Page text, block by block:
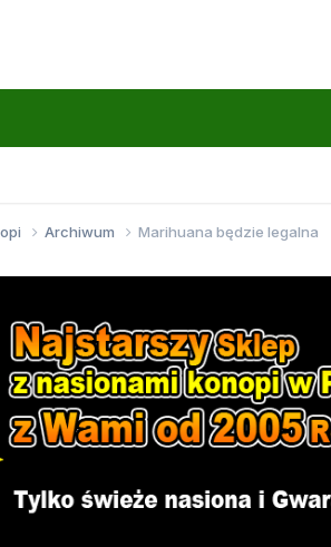
Archiwum Marihuana będzie legalna